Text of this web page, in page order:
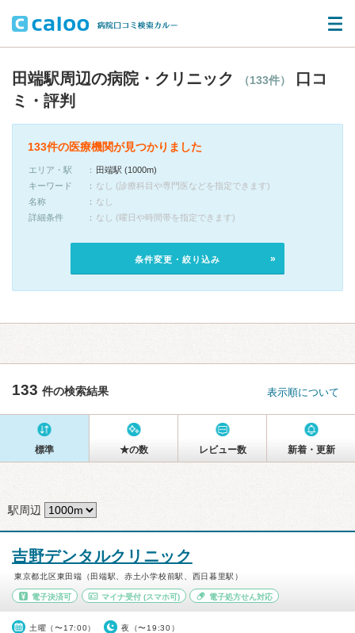
田端駅周辺の病院・クリニック （133件）
口コ
ミ・評判
133件の医療機関が見つかりました
エリア・駅
田端駅 (1000m)
キーワード
なし (診療科目や専門医などを指定できます)
名称
なし
詳細条件
なし (曜日や時間帯を指定できます)
条件変更・絞り込み
133 件の検索結果 表示順について
標準 ★の数 レビュー数 新着・更新
駅周辺
吉野デンタルクリニック
東京都北区東田端（田端駅、赤土小学校前駅、西日暮里駅）
電子決済可 マイナ受付(スマホ可) 電子処方せん対応
土曜（〜17:00） 夜（〜19:30）